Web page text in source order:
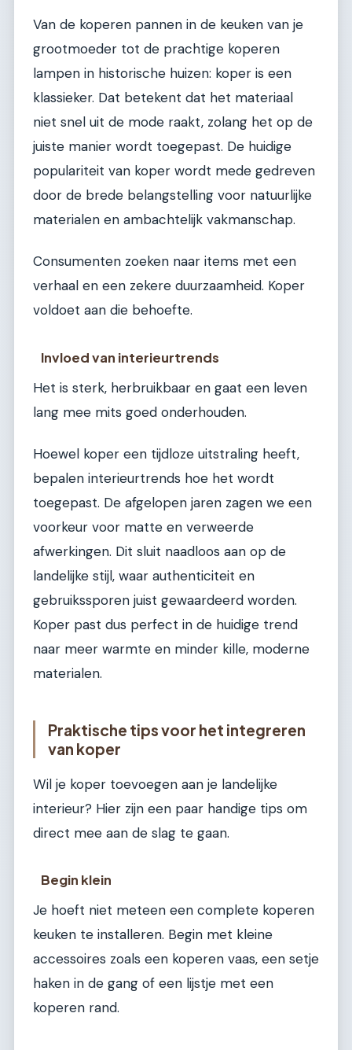
Van de koperen pannen in de keuken van je
grootmoeder tot de prachtige koperen
lampen in historische huizen: koper is een
klassieker. Dat betekent dat het materiaal
niet snel uit de mode raakt, zolang het op de
juiste manier wordt toegepast. De huidige
populariteit van koper wordt mede gedreven
door de brede belangstelling voor natuurlijke
materialen en ambachtelijk vakmanschap.
Consumenten zoeken naar items met een
verhaal en een zekere duurzaamheid. Koper
voldoet aan die behoefte.
Invloed van interieurtrends
Het is sterk, herbruikbaar en gaat een leven
lang mee mits goed onderhouden.
Hoewel koper een tijdloze uitstraling heeft,
bepalen interieurtrends hoe het wordt
toegepast. De afgelopen jaren zagen we een
voorkeur voor matte en verweerde
afwerkingen. Dit sluit naadloos aan op de
landelijke stijl, waar authenticiteit en
gebruikssporen juist gewaardeerd worden.
Koper past dus perfect in de huidige trend
naar meer warmte en minder kille, moderne
materialen.
Praktische tips voor het integreren
van koper
Wil je koper toevoegen aan je landelijke
interieur? Hier zijn een paar handige tips om
direct mee aan de slag te gaan.
Begin klein
Je hoeft niet meteen een complete koperen
keuken te installeren. Begin met kleine
accessoires zoals een koperen vaas, een setje
haken in de gang of een lijstje met een
koperen rand.